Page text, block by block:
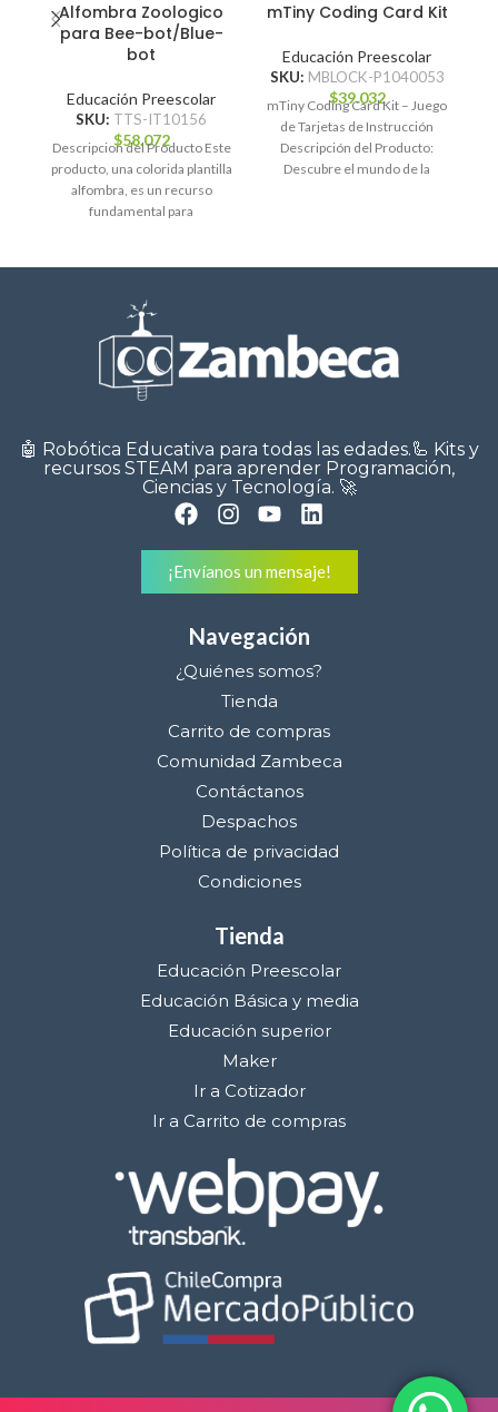
Alfombra Zoologico
para Bee-bot/Blue-
bot
Educación Preescolar
SKU: TTS-IT10156
$58.072
Descripcion del Producto Este
producto, una colorida plantilla
alfombra, es un recurso
fundamental para
mTiny Coding Card Kit
Educación Preescolar
SKU: MBLOCK-P1040053
$39.032
mTiny Coding Card Kit – Juego
de Tarjetas de Instrucción
Descripción del Producto:
Descubre el mundo de la
🤖 Robótica Educativa para todas las edades.🦾 Kits y
recursos STEAM para aprender Programación,
Ciencias y Tecnología. 🚀
¡Envíanos un mensaje!
Navegación
¿Quiénes somos?
Tienda
Carrito de compras
Comunidad Zambeca
Contáctanos
Despachos
Política de privacidad
Condiciones
Tienda
Educación Preescolar
Educación Básica y media
Educación superior
Maker
Ir a Cotizador
Ir a Carrito de compras